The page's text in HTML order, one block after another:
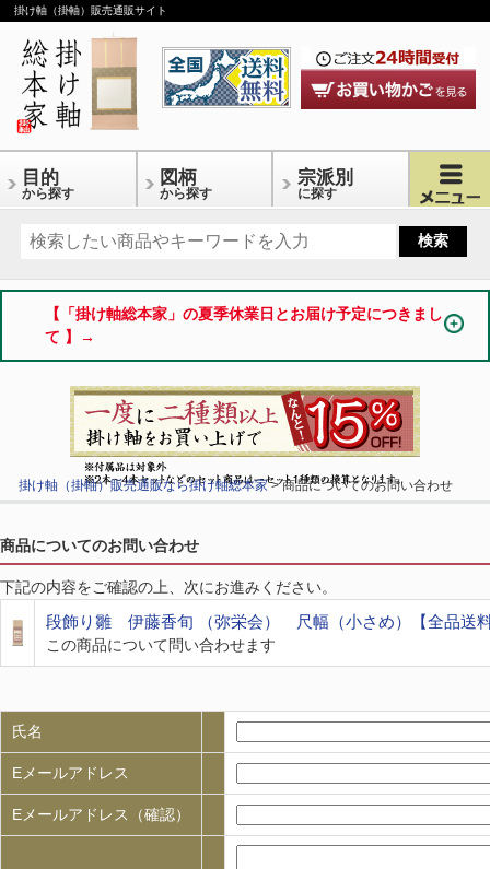
掛け軸（掛軸）販売通販サイト
目的
から探す
図柄
から探す
宗派別
に探す
【「掛け軸総本家」の夏季休業日とお届け予定につきまし
て 】→
掛け軸（掛軸）販売通販なら掛け軸総本家> 商品についてのお問い合わせ
商品についてのお問い合わせ
下記の内容をご確認の上、次にお進みください。
段飾り雛 伊藤香旬 （弥栄会） 尺幅（小さめ）【全品送
この商品について問い合わせます
氏名
Eメールアドレス
Eメールアドレス（確認）